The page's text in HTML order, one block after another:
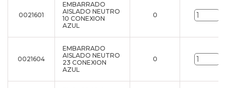
0021601
EMBARRADO
AISLADO NEUTRO
10 CONEXION
AZUL
0
0021604
EMBARRADO
AISLADO NEUTRO
23 CONEXION
AZUL
0